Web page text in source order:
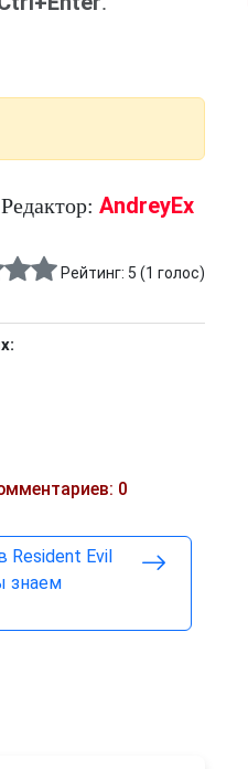
Редактор: AndreyEx
Рейтинг: 5 (1 голос)
0
Resident Evil
знаем